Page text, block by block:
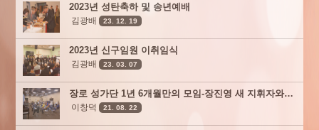
2023년 성탄축하 및 송년예배
김광배 23. 12. 19
2023년 신구임원 이취임식
김광배 23. 03. 07
장로 성가단 1년 6개월만의 모임-장진영 새 지휘자와 함께
이창덕 21. 08. 22